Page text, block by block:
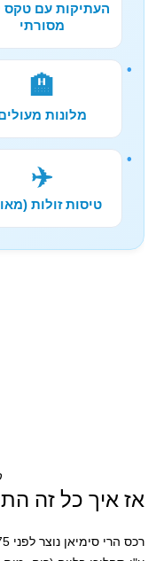
העתיקות עם טקס
מסורתי
🏨
מלונות
✈️
טיסות זולות
אז איך כל זה